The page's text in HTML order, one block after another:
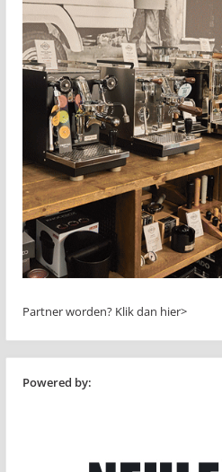
Partner worden? Klik dan hier>
Powered by: